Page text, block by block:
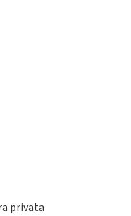
privata